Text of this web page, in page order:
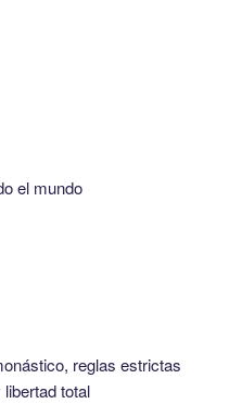
el mundo
reglas estrictas
total